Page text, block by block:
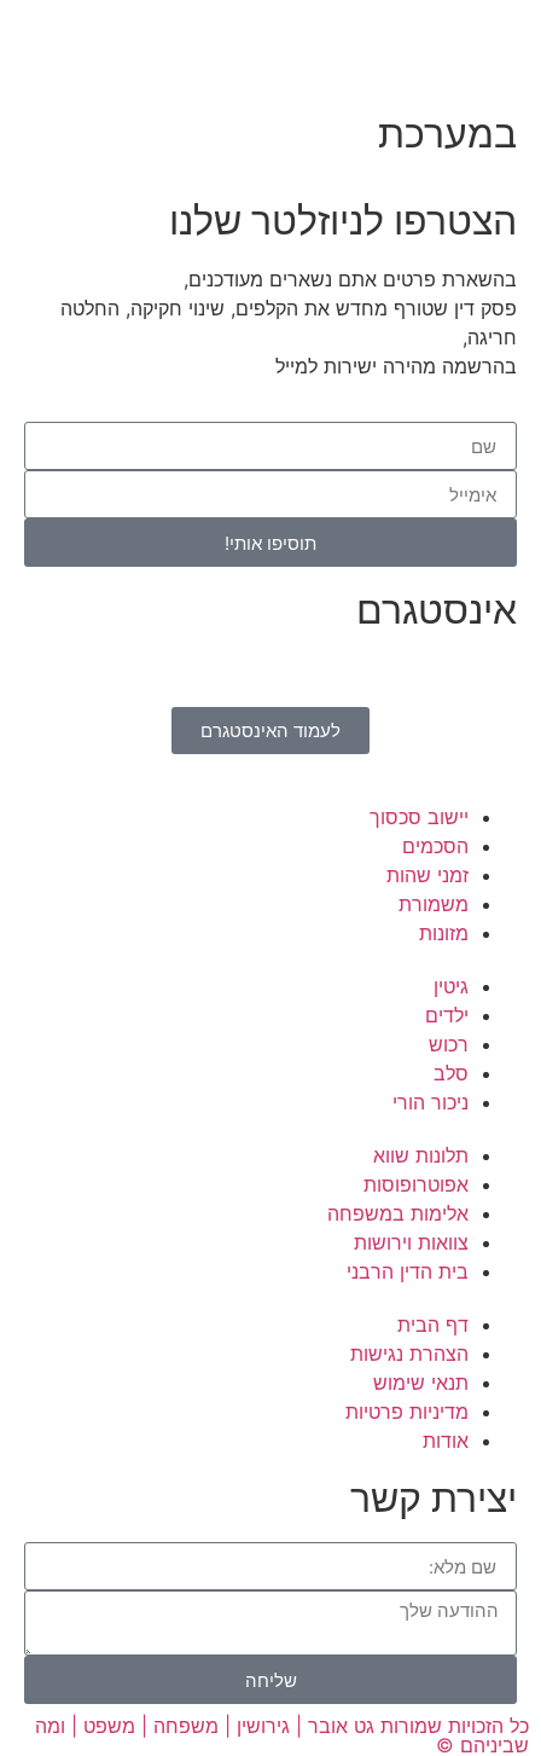
במערכת
הצטרפו לניוזלטר שלנו
בהשארת פרטים אתם נשארים מעודכנים,
פסק דין שטורף מחדש את הקלפים, שינוי חקיקה, החלטה
חריגה,
בהרשמה מהירה ישירות למייל
תוסיפו אותי!
אינסטגרם
לעמוד האינסטגרם
יישוב סכסוך
הסכמים
זמני שהות
משמורת
מזונות
גיטין
ילדים
רכוש
סלב
ניכור הורי
תלונות שווא
אפוטרופוסות
אלימות במשפחה
צוואות וירושות
בית הדין הרבני
דף הבית
הצהרת נגישות
תנאי שימוש
מדיניות פרטיות
אודות
יצירת קשר
שליחה
כל הזכויות שמורות גט אובר | גירושין | משפחה | משפט | ומה
שביניהם ©